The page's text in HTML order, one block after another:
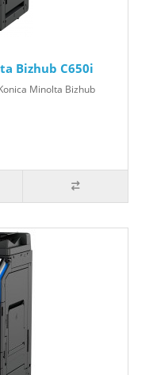
Bizhub C650i
Minolta Bizhub